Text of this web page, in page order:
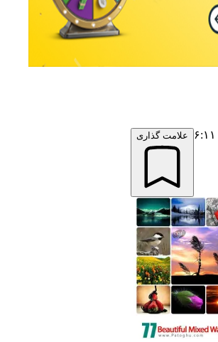
علامت گذاری